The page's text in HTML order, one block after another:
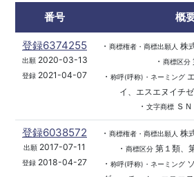
番号
概
登録6374255
出願2020-03-13
登録 2021-04-07
・ 商標権者・商標出願人 株
・ 商標区分
・ 称呼(呼称)・ネーミング
イ、エスエヌイチ
・ 文字商標ＳＮ
登録6038572
出願 2017-07-11
登録 2018-04-27
・ 商標権者・商標出願人 株
・ 商標区分第１類、
・ 称呼(呼称)・ネーミング